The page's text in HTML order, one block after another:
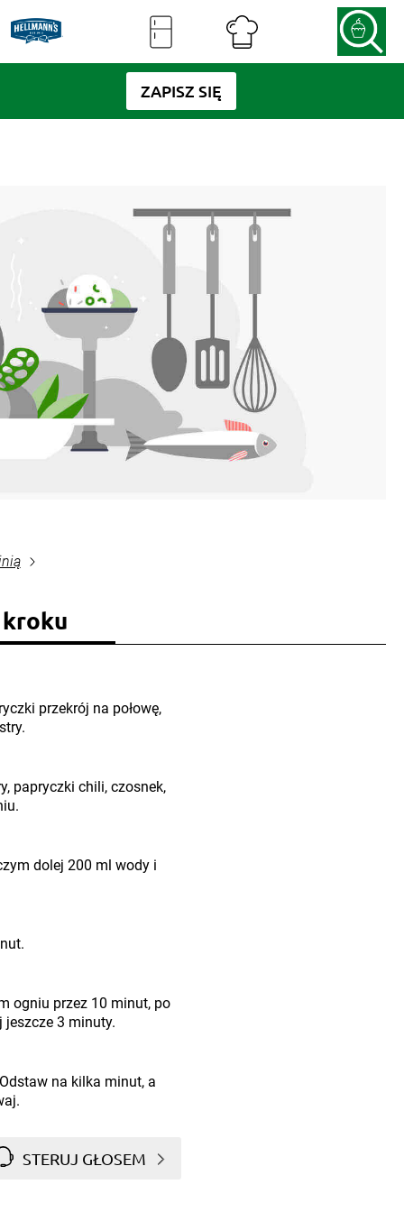
ZAPISZ SIĘ
przekrój na połowę,
papryczki chili, czosnek,
dolej 200 ml wody i
ogniu przez 10 minut, po
3 minuty.
na kilka minut, a
STERUJ GŁOSEM